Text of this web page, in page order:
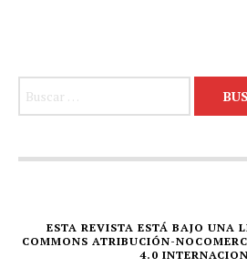
ESTA REVISTA ESTÁ BAJO UNA
COMMONS ATRIBUCIÓN-
4.0